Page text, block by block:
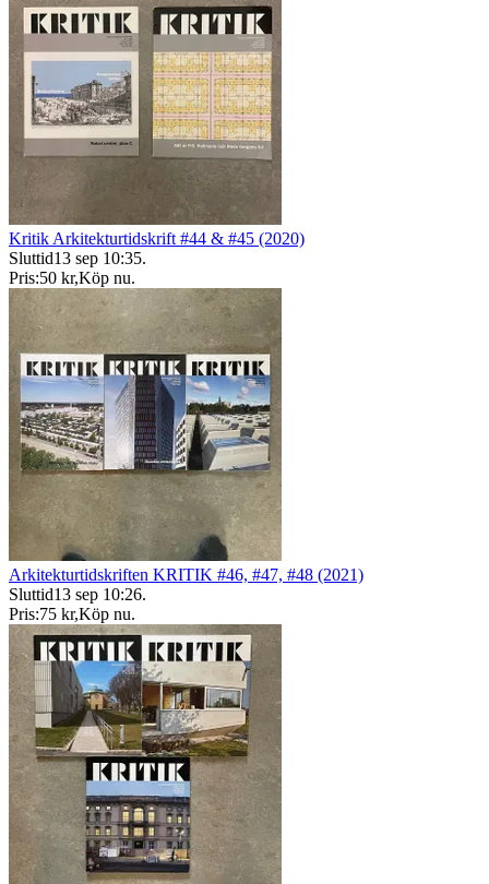
Kritik Arkitekturtidskrift #44 & #45 (2020)
Sluttid13 sep 10:35.
Pris:50 kr,Köp nu.
Arkitekturtidskriften KRITIK #46, #47, #48 (2021)
Sluttid13 sep 10:26.
Pris:75 kr,Köp nu.